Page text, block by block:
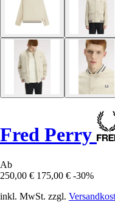
Fred Perry
Ab
250,00 € 175,00 € -30%
inkl. MwSt. zzgl.